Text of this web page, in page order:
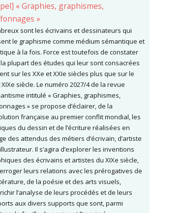
« Graphies, graphismes,
»
sont les écrivains et dessinateurs qui
le graphisme comme médium sémantique et
à la fois. Force est toutefois de constater
plupart des études qui leur sont consacrées
sur les XXe et XXIe siècles plus que sur le
siècle. Le numéro 2027/4 de la revue
intitulé « Graphies, graphismes,
» se propose d’éclairer, de la
française au premier conflit mondial, les
du dessin et de l’écriture réalisées en
des attendus des métiers d’écrivain, d’artiste
Il s’agira d’explorer les inventions
des écrivains et artistes du XIXe siècle,
leurs relations avec les prérogatives de
de la poésie et des arts visuels,
l’analyse de leurs procédés et de leurs
aux divers supports que sont, parmi